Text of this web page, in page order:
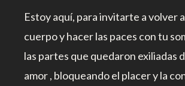
Estoy aquí, para invitarte a volver
cuerpo y hacer las paces con tu
las partes que quedaron exiliadas
amor , bloqueando el placer y la